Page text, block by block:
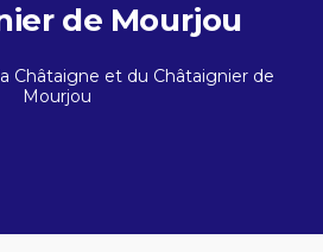
de Mourjou
Châtaigne et du Châtaignier de
Mourjou